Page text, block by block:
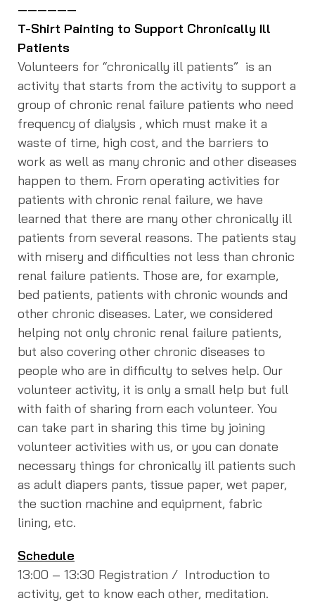
——————
T-Shirt Painting to Support Chronically Ill
Patients
Volunteers for “chronically ill patients” is an
activity that starts from the activity to support a
group of chronic renal failure patients who need
frequency of dialysis , which must make it a
waste of time, high cost, and the barriers to
work as well as many chronic and other diseases
happen to them. From operating activities for
patients with chronic renal failure, we have
learned that there are many other chronically ill
patients from several reasons. The patients stay
with misery and difficulties not less than chronic
renal failure patients. Those are, for example,
bed patients, patients with chronic wounds and
other chronic diseases. Later, we considered
helping not only chronic renal failure patients,
but also covering other chronic diseases to
people who are in difficulty to selves help. Our
volunteer activity, it is only a small help but full
with faith of sharing from each volunteer. You
can take part in sharing this time by joining
volunteer activities with us, or you can donate
necessary things for chronically ill patients such
as adult diapers pants, tissue paper, wet paper,
the suction machine and equipment, fabric
lining, etc.
Schedule
13:00 – 13:30 Registration / Introduction to
activity, get to know each other, meditation.